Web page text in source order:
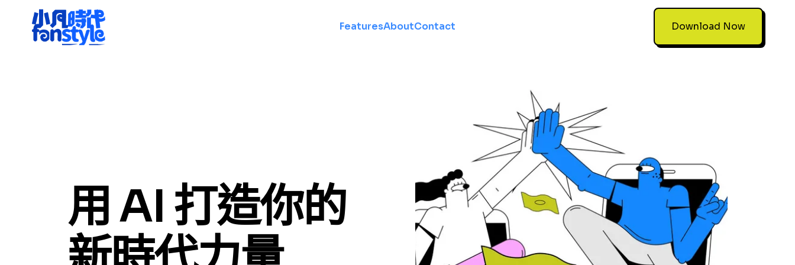
FeaturesAboutContact Download Now
用 AI 打造你的